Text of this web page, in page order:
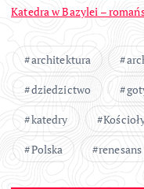
Katedra w Bazylei –
architektura
dziedzictwo
katedry
Polska
renesans